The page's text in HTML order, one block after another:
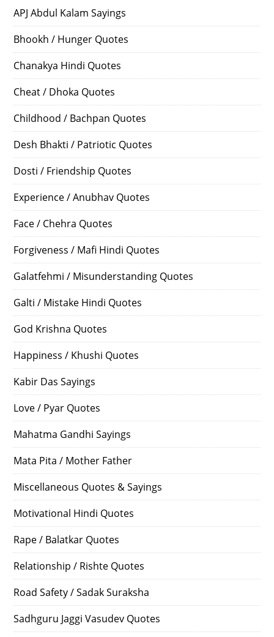
APJ Abdul Kalam Sayings
Bhookh / Hunger Quotes
Chanakya Hindi Quotes
Cheat / Dhoka Quotes
Childhood / Bachpan Quotes
Desh Bhakti / Patriotic Quotes
Dosti / Friendship Quotes
Experience / Anubhav Quotes
Face / Chehra Quotes
Forgiveness / Mafi Hindi Quotes
Galatfehmi / Misunderstanding Quotes
Galti / Mistake Hindi Quotes
God Krishna Quotes
Happiness / Khushi Quotes
Kabir Das Sayings
Love / Pyar Quotes
Mahatma Gandhi Sayings
Mata Pita / Mother Father
Miscellaneous Quotes & Sayings
Motivational Hindi Quotes
Rape / Balatkar Quotes
Relationship / Rishte Quotes
Road Safety / Sadak Suraksha
Sadhguru Jaggi Vasudev Quotes